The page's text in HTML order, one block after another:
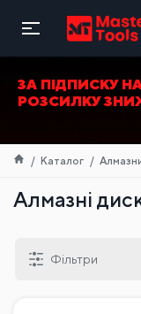
ЗА ПІДПИСКУ НА
РОЗСИЛКУ
Каталог
Алмазні
Фільтри